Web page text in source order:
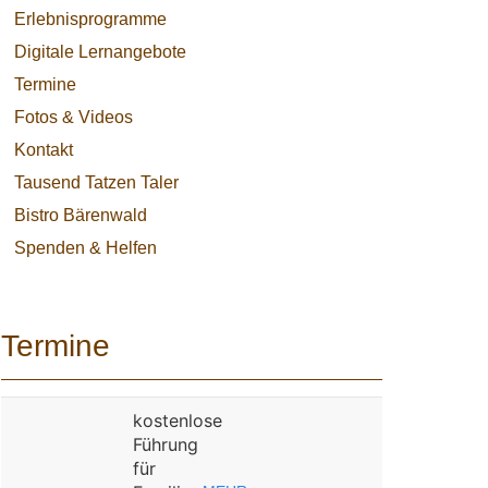
Erlebnisprogramme
Digitale Lernangebote
Termine
Fotos & Videos
Kontakt
Tausend Tatzen Taler
Bistro Bärenwald
Spenden & Helfen
Termine
kostenlose
Führung
für